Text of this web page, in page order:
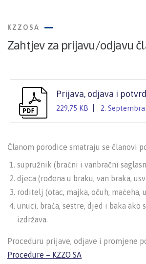
KZZOSA
Zahtjev za prijavu/odjavu
Prijava, odjava i
229,75 KB 2. Septembra
Članom porodice smatraju se članovi
supružnik (bračni i vanbračni
djeca (rođena u braku, van braka,
roditelj (otac, majka, očuh,
unuci, braća, sestre, djed i baka
izdržava.
Proceduru prijave, odjave i promjene
Procedure – KZZO SA